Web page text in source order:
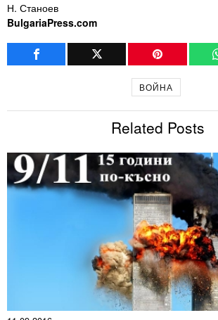
Н. Станоев
BulgariaPress.com
ВОЙНА
Related Posts